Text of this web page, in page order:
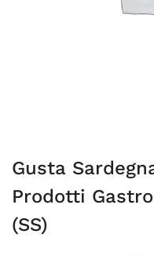
Gusta
Prodotti
(SS)